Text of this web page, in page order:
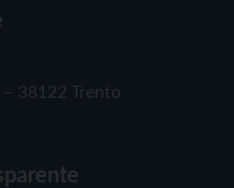
38122 Trento